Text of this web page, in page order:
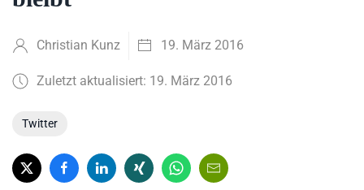
Christian Kunz 19. März 2016
Zuletzt aktualisiert: 19. März 2016
Twitter